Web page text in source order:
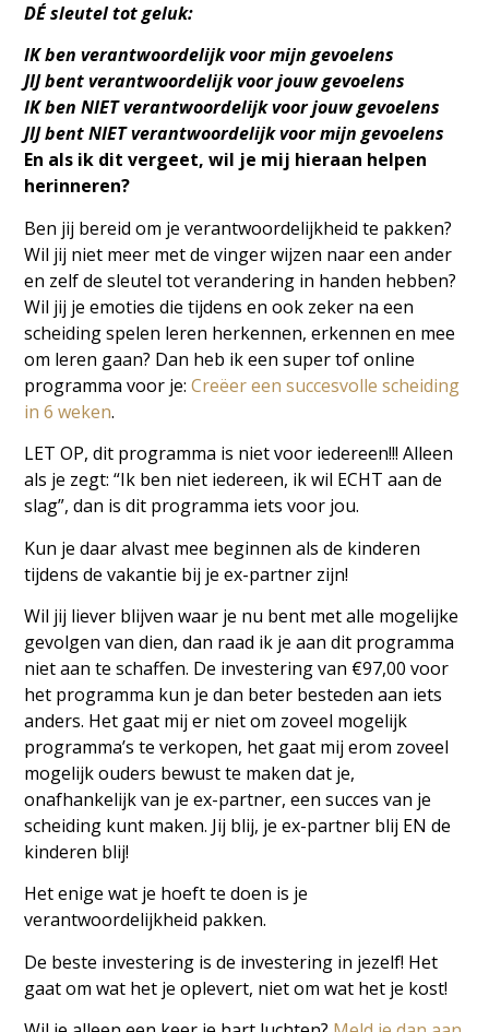
DÉ sleutel tot geluk:
IK ben verantwoordelijk voor mijn gevoelens
JIJ bent verantwoordelijk voor jouw gevoelens
IK ben NIET verantwoordelijk voor jouw gevoelens
JIJ bent NIET verantwoordelijk voor mijn gevoelens
En als ik dit vergeet, wil je mij hieraan helpen
herinneren?
Ben jij bereid om je verantwoordelijkheid te pakken?
Wil jij niet meer met de vinger wijzen naar een ander
en zelf de sleutel tot verandering in handen hebben?
Wil jij je emoties die tijdens en ook zeker na een
scheiding spelen leren herkennen, erkennen en mee
om leren gaan? Dan heb ik een super tof online
programma voor je:Creëer een succesvolle scheiding
in 6 weken.
LET OP, dit programma is niet voor iedereen!!! Alleen
als je zegt: “Ik ben niet iedereen, ik wil ECHT aan de
slag”, dan is dit programma iets voor jou.
Kun je daar alvast mee beginnen als de kinderen
tijdens de vakantie bij je ex-partner zijn!
Wil jij liever blijven waar je nu bent met alle mogelijke
gevolgen van dien, dan raad ik je aan dit programma
niet aan te schaffen. De investering van €97,00 voor
het programma kun je dan beter besteden aan iets
anders. Het gaat mij er niet om zoveel mogelijk
programma’s te verkopen, het gaat mij erom zoveel
mogelijk ouders bewust te maken dat je,
onafhankelijk van je ex-partner, een succes van je
scheiding kunt maken. Jij blij, je ex-partner blij EN de
kinderen blij!
Het enige wat je hoeft te doen is je
verantwoordelijkheid pakken.
De beste investering is de investering in jezelf! Het
gaat om wat het je oplevert, niet om wat het je kost!